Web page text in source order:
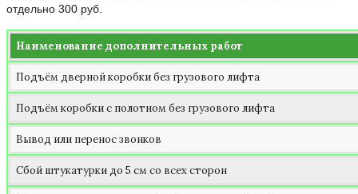
отдельно 300 руб.
Наименование дополнительных работ
Подъём дверной коробки без грузового лифта
Подъём коробки с полотном без грузового лифта
Вывод или перенос звонков
Сбой штукатурки до 5 см со всех сторон